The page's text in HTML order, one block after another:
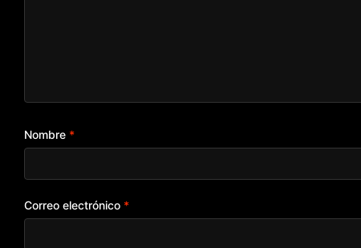
Nombre *
Correo electrónico *